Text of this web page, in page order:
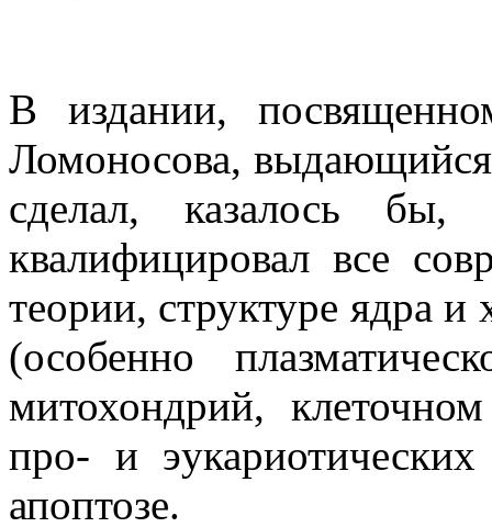
В издании,
Ломоносова,
сделал, казалось
квалифицировал все
теории, структуре ядра
(особенно
митохондрий,
про- и
апоптозе.